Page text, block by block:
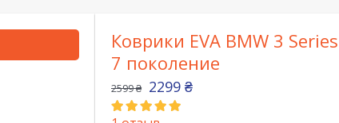
Коврики EVA BMW 3
7 поколение
2599₴ 2299 ₴